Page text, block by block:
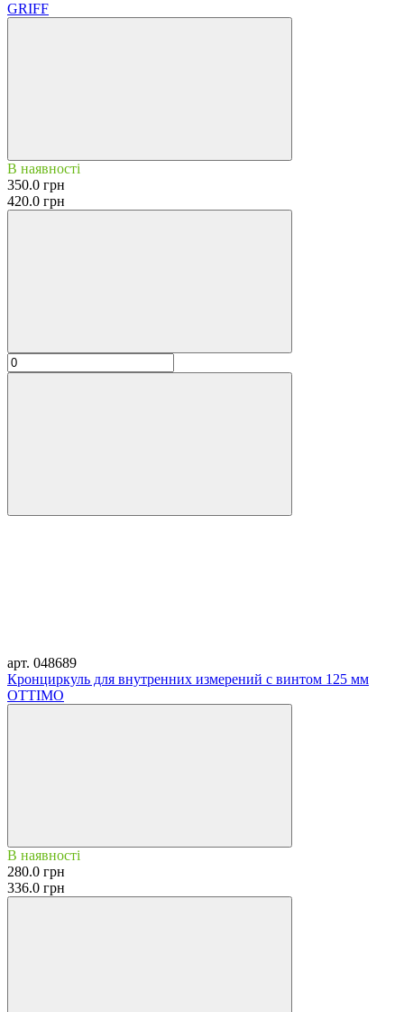
GRIFF
В наявності
350.0 грн
420.0 грн
арт. 048689
Кронциркуль для внутренних измерений с винтом 125 мм
OTTIMO
В наявності
280.0 грн
336.0 грн